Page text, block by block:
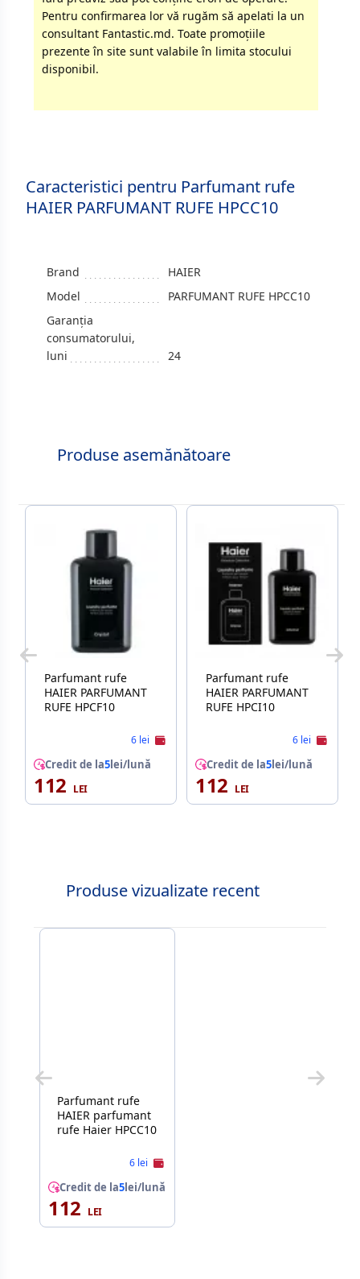
Pentru confirmarea lor vă rugăm să apelati la un
consultant Fantastic.md. Toate promoţiile
prezente în site sunt valabile în limita stocului
disponibil.
Caracteristici pentru Parfumant rufe
HAIER PARFUMANT RUFE HPCC10
Brand
HAIER
Model
PARFUMANT RUFE HPCC10
Garanția
consumatorului,
luni
24
Produse asemănătoare
Parfumant rufe
HAIER PARFUMANT
RUFE HPCF10
6 lei
Credit de la5lei/lună
112
Parfumant rufe
HAIER PARFUMANT
RUFE HPCI10
6 lei
Credit de la5lei/lună
112
Produse vizualizate recent
Parfumant rufe
HAIER parfumant
rufe Haier HPCC10
6 lei
Credit de la5lei/lună
112